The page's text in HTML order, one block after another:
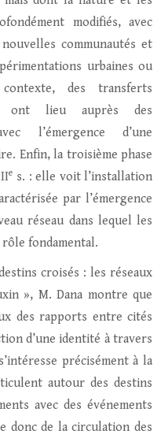
modifiés, avec
communautés et
urbaines ou
des transferts
ont lieu auprès des
l’émergence d’une
Enfin, la troisième phase
e s. : elle voit l’installation
par l’émergence
réseau dans lequel les
fondamental.
croisés : les réseaux
», M. Dana montre que
des rapports entre cités
d’une identité à travers
précisément à la
autour des destins
avec des événements
donc de la circulation des